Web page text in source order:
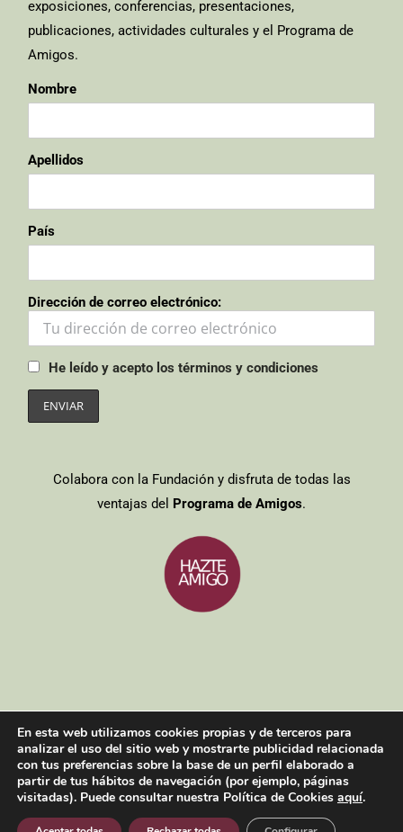
exposiciones, conferencias, presentaciones,
publicaciones, actividades culturales y el Programa de
Amigos.
Nombre
Apellidos
País
Dirección de correo electrónico:
He leído y acepto los términos y condiciones
Colabora con la Fundación y disfruta de todas las
ventajas del Programa de Amigos.
de privacidad
Copyright 2021| Todos los derechos reservados
Facebook
TwitterInstagramYouTube
En esta web utilizamos cookies propias y de terceros para
analizar el uso del sitio web y mostrarte publicidad relacionada
con tus preferencias sobre la base de un perfil elaborado a
partir de tus hábitos de navegación (por ejemplo, páginas
visitadas). Puede consultar nuestra Política de Cookies aquí.